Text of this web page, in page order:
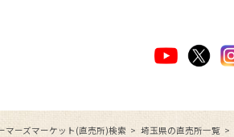
マーズマーケット(直売所)検索 埼玉県の直売所一覧